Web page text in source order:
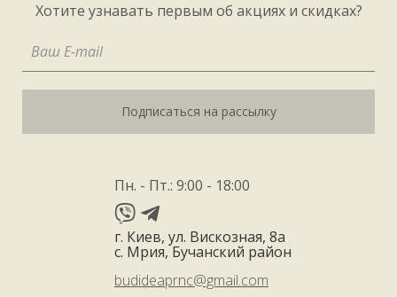
Хотите узнавать первым об акциях и скидках?
Подписаться на рассылку
Пн. - Пт.: 9:00 - 18:00
г. Киев, ул. Вискозная, 8а
с. Мрия, Бучанский район
budideaprnc@gmail.com